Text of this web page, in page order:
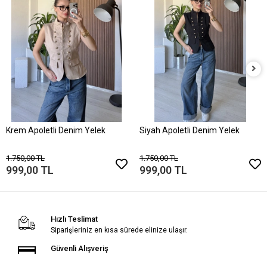
Krem Apoletli Denim Yelek
1.750,00 TL
999,00 TL
Siyah Apoletli Denim Yelek
1.750,00 TL
999,00 TL
Hızlı Teslimat
Siparişleriniz en kısa sürede elinize ulaşır.
Güvenli Alışveriş